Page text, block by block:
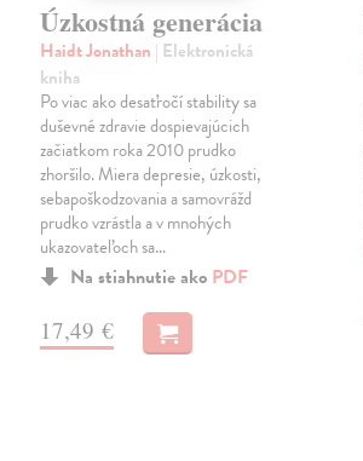
Úzkostná generácia
Haidt Jonathan | Elektronická
kniha
Po viac ako desaťročí stability sa
duševné zdravie dospievajúcich
začiatkom roka 2010 prudko
zhoršilo. Miera depresie, úzkosti,
sebapoškodzovania a samovrážd
prudko vzrástla a v mnohých
ukazovateľoch sa…
Na stiahnutie ako PDF
17,49 €